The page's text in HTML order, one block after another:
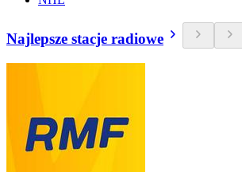
Najlepsze stacje radiowe